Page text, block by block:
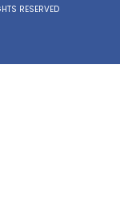
RESERVED